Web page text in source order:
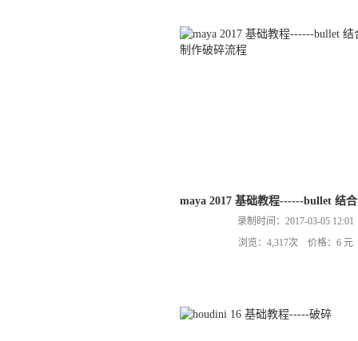
maya 2017 基础教程------bullet 结
录制时间：2017-03-05 12:01
浏览：4,317次 价格：6 元